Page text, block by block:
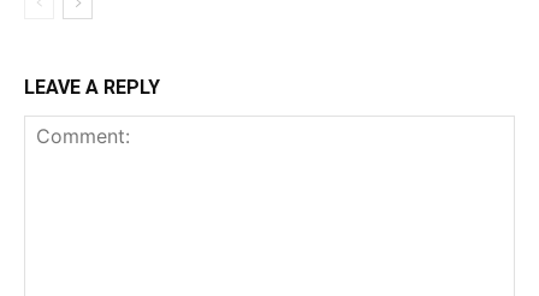
LEAVE A REPLY